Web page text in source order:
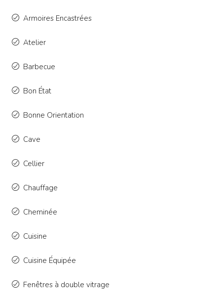
Armoires Encastrées
Atelier
Barbecue
Bon État
Bonne Orientation
Cave
Cellier
Chauffage
Cheminée
Cuisine
Cuisine Équipée
Fenêtres à double vitrage